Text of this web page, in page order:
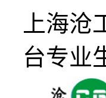
上海
台专业